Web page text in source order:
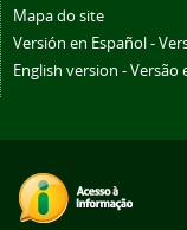
Mapa do site
Versión en Español -
English version - Versão